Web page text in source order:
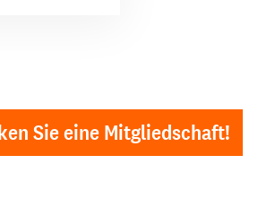
Sie eine Mitgliedschaft!